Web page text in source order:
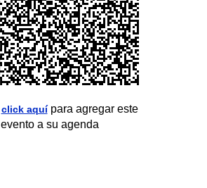
click aquípara agregar este
evento a su agenda